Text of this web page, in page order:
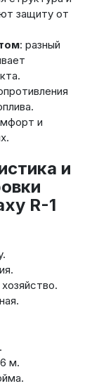
защиту от
: разный
и
и
R-1
м.